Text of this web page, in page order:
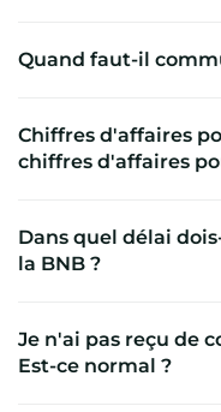
Quand faut-il
Chiffres d'affaires
chiffres d'affaires
Dans quel délai
la BNB ?
Je n'ai pas reçu de
Est-ce normal ?